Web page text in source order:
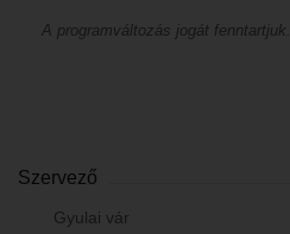
A programváltozás jogát fenntartjuk.
Szervező
Gyulai vár